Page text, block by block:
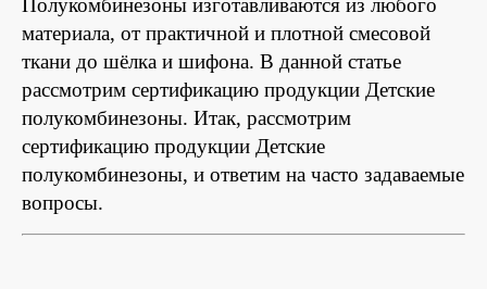
Полукомбинезоны изготавливаются из любого
материала, от практичной и плотной смесовой
ткани до шёлка и шифона. В данной статье
рассмотрим сертификацию продукции Детские
полукомбинезоны. Итак, рассмотрим
сертификацию продукции Детские
полукомбинезоны, и ответим на часто задаваемые
вопросы.